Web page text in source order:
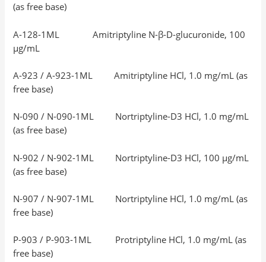
(as free base)
A-128-1ML Amitriptyline N-β-D-glucuronide, 100
μg/mL
A-923 / A-923-1ML Amitriptyline HCl, 1.0 mg/mL (as
free base)
N-090 / N-090-1ML Nortriptyline-D3 HCl, 1.0 mg/mL
(as free base)
N-902 / N-902-1ML Nortriptyline-D3 HCl, 100 μg/mL
(as free base)
N-907 / N-907-1ML Nortriptyline HCl, 1.0 mg/mL (as
free base)
P-903 / P-903-1ML Protriptyline HCl, 1.0 mg/mL (as
free base)